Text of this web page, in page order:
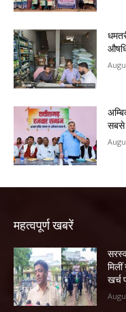
सबसे
महत्वपूर्ण खबरें
खर्च